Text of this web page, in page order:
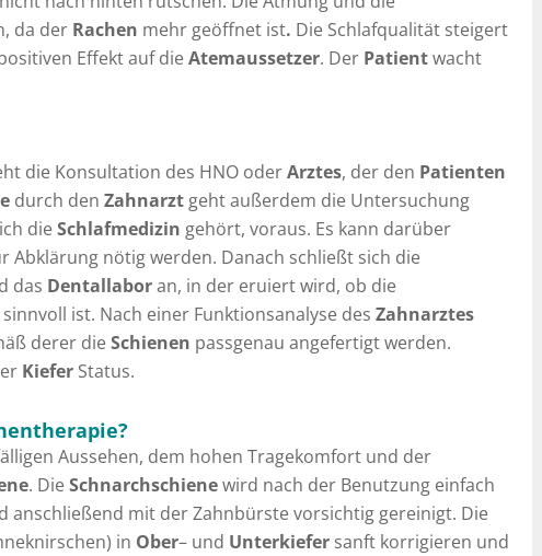
da der Rachen mehr geöffnet ist. Die Schlafqualität steigert
Effekt auf die Atemaussetzer. Der Patientwacht
die Konsultation des HNO oderArztes, der den Patienten
durch den Zahnarzt geht außerdem die Untersuchung
die Schlafmedizin gehört, voraus. Es kann darüber
Abklärung nötig werden. Danach schließt sich die
das Dentallaboran, in der eruiert wird, ob die
sinnvoll ist. Nach einer Funktionsanalyse des Zahnarztes
derer die Schienen passgenau angefertigt werden.
Kiefer Status.
Aussehen, dem hohen Tragekomfort und der
. Die Schnarchschienewird nach der Benutzung einfach
anschließend mit der Zahnbürste vorsichtig gereinigt. Die
in Ober– und Unterkiefer sanft korrigieren und